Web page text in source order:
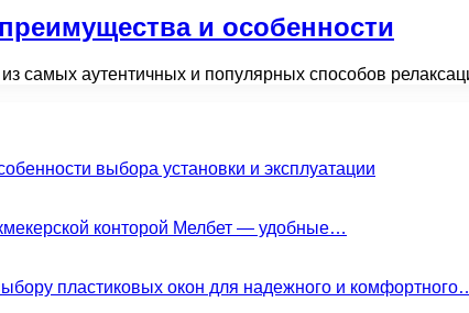
и особенности
самых аутентичных и популярных способов
выбора установки и эксплуатации
конторой Мелбет — удобные…
пластиковых окон для надежного и